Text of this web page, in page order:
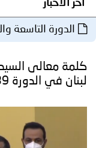
المجلس
مؤتمرات
اجتماعات
برامج
بيان صادر عن
والثلاثون لمجلس
بسام مولوي
..